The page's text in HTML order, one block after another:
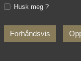
Husk meg ?